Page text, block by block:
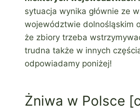
sytuacja wynika głównie ze
województwie dolnośląskim
że zbiory trzeba
trudna także w innych
odpowiadamy poniżej!
Żniwa w Polsce